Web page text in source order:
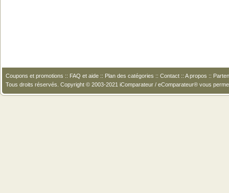
Coupons et promotions :: FAQ et aide :: Plan des catégories :: Contact :: A propos ::
Tous droits réservés. Copyright © 2003-2021 iComparateur / eComparateur® vous